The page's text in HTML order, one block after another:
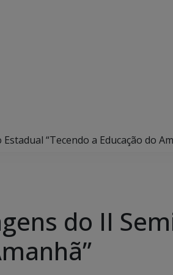
“Tecendo a Educação do
do II